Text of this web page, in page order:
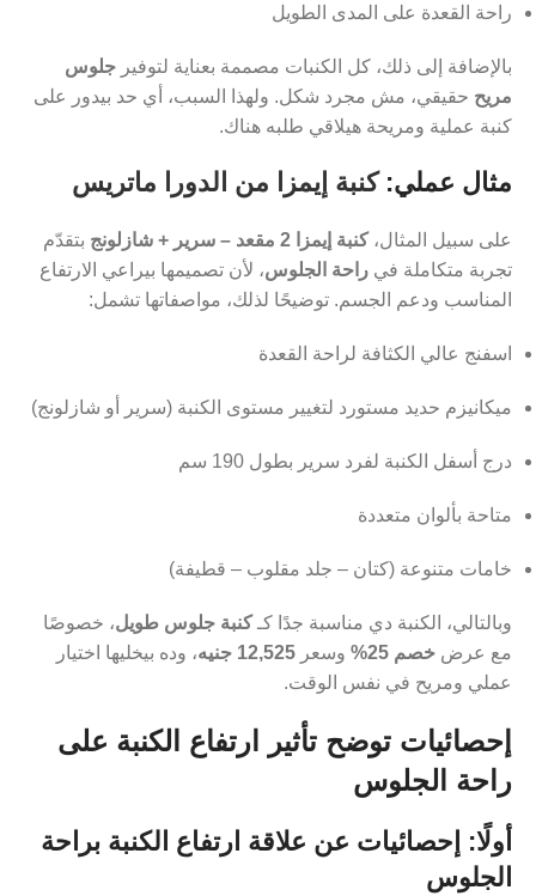
راحة القعدة على المدى الطويل
بالإضافة إلى ذلك، كل الكنبات مصممة بعناية لتوفير جلوس
مريح حقيقي، مش مجرد شكل. ولهذا السبب، أي حد بيدور على
كنبة عملية ومريحة هيلاقي طلبه هناك.
مثال عملي:كنبة إيمزا من الدورا ماتريس
على سبيل المثال،كنبة إيمزا 2 مقعد – سرير + شازلونج
بتقدّم
تجربة متكاملة في راحة الجلوس، لأن تصميمها بيراعي الارتفاع
المناسب ودعم الجسم. توضيحًا لذلك، مواصفاتها تشمل:
اسفنج عالي الكثافة لراحة القعدة
ميكانيزم حديد مستورد لتغيير مستوى الكنبة (سرير أو شازلونج)
درج أسفل الكنبة لفرد سرير بطول 190 سم
متاحة بألوان متعددة
خامات متنوعة (كتان – جلد مقلوب – قطيفة)
وبالتالي، الكنبة دي مناسبة جدًا كـكنبة جلوس طويل، خصوصًا
مع عرض خصم 25% وسعر 12,525 جنيه
، وده بيخليها اختيار
عملي ومريح في نفس الوقت.
إحصائيات توضح تأثير ارتفاع الكنبة على
راحة الجلوس
أولًا: إحصائيات عن علاقة ارتفاع الكنبة براحة
الجلوس